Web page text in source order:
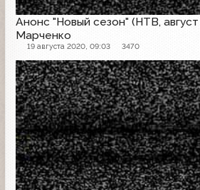
Анонс "Новый сезон" (НТВ,
Марченко
19 августа 2020, 09:03 3470
Проморолик